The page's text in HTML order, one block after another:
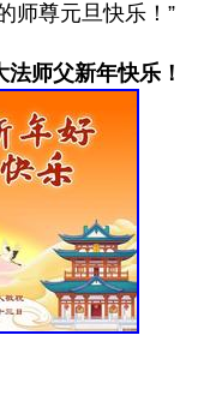
师尊元旦快乐！”
师父新年快乐！